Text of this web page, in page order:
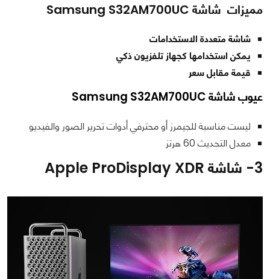
مميزات شاشة Samsung S32AM700UC
شاشة متعددة الاستخدامات
يمكن استخدامها كجهاز تلفزيون ذكي
قيمة مقابل سعر
عيوب شاشة Samsung S32AM700UC
ليست مناسبة للجيمرز أو محترفي أدوات تحرير الصور والفيديو
معدل التحديث 60 هرتز
3- شاشة Apple ProDisplay XDR